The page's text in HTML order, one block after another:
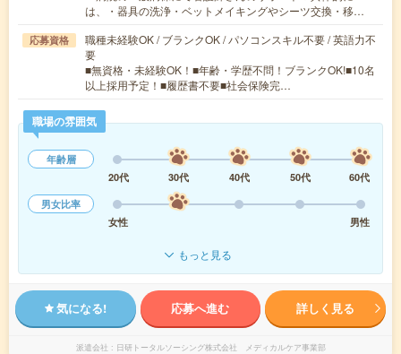
は、・器具の洗浄・ベットメイキングやシーツ交換・移…
応募資格
職種未経験OK / ブランクOK / パソコンスキル不要 / 英語力不
要
■無資格・未経験OK！■年齢・学歴不問！ブランクOK!■10名
以上採用予定！■履歴書不要■社会保険完…
職場の雰囲気
年齢層
20代
30代 40代 50代
60代
男女比率
女性
男性
もっと見る
気になる! 応募へ進む 詳しく見る
派遣会社 日研トータルソーシング株式会社 メディカルケア事業部